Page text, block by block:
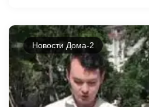
Новости Дома-2